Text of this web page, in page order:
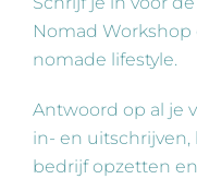
Nomad Workshop
nomade lifestyle.
Antwoord op al je
in- en uitschrijven,
bedrijf opzetten